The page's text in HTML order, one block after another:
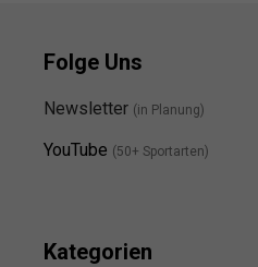
Folge Uns
Newsletter (in Planung)
YouTube (50+ Sportarten)
Kategorien